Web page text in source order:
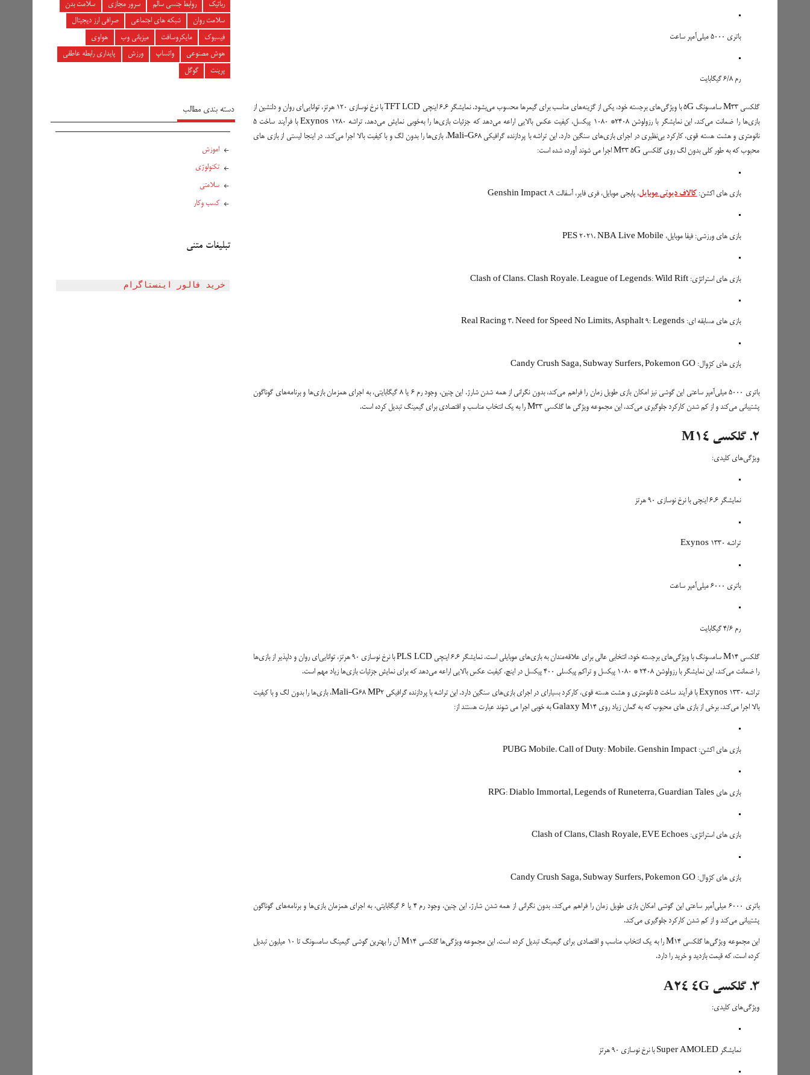
باتری 5000 میلی‌آمپر ساعت
رم 6/8 گیگابایت
گلکسی M33 سامسونگ 5G با ویژگی‌های برجسته خود، یکی از گزینه‌های مناسب برای گیمرها محسوب می‌بشود. نمایشگر 6.6 اینچی TFT LCD با نرخ نوسازی 120 هرتز، توانایی‌ای روان و دلنشین از
بازی‌ها را ضمانت می‌کند. این نمایشگر با رزولوشن 2408* 1080 پیکسل، کیفیت عکس بالایی اراعه می‌دهد که جزئیات بازی‌ها را به‌خوبی نمایش می‌دهد. تراشه Exynos 1280 با فرآیند ساخت 5
نانومتری و هشت هسته قوی، کارکرد بی‌نظیری در اجرای بازی‌های سنگین دارد. این تراشه با پردازنده گرافیکی Mali-G68، بازی‌ها را بدون لگ و با کیفیت بالا اجرا می‌کند. در اینجا لیستی از بازی های
محبوب که به طور کلی بدون لگ روی گلکسی M33 5G اجرا می شوند آورده شده است:
بازی های اکشن:کالاف دیوتی موبایل، پابجی موبایل، فری فایر، آسفالت 9، Genshin Impact
بازی های ورزشی: فیفا موبایل، PES 2021، NBA Live Mobile
بازی های استراتژی: Clash of Clans، Clash Royale، League of Legends: Wild Rift
بازی های مسابقه ای: Real Racing 3، Need for Speed No Limits, Asphalt 9: Legends
بازی های کژوال: Candy Crush Saga, Subway Surfers, Pokemon GO
باتری 5000 میلی‌آمپر ساعتی این گوشی نیز امکان بازی طویل ‌زمان را فراهم می‌کند، بدون نگرانی از همه شدن شارژ. این چنین، وجود رم 6 یا 8 گیگابایتی، به اجرای همزمان بازی‌ها و برنامه‌های گوناگون
پشتیبانی می‌کند و از کم شدن کارکرد جلوگیری می‌کند. این مجموعه ویژگی ‌ها گلکسی M33 را به یک انتخاب مناسب و اقتصادی برای گیمینگ تبدیل کرده است.
2. گلکسی M14
ویژگی‌های کلیدی:
نمایشگر 6.6 اینچی با نرخ نوسازی 90 هرتز
تراشه Exynos 1330
باتری 6000 میلی‌آمپر ساعت
رم 4/6 گیگابایت
گلکسی M14 سامسونگ با ویژگی‌های برجسته خود، انتخابی عالی برای علاقه‌مندان به بازی‌های موبایلی است. نمایشگر 6.6 اینچی PLS LCD با نرخ نوسازی 90 هرتز، توانایی‌ای روان و دلپذیر از بازی‌ها
را ضمانت می‌کند. این نمایشگر با رزولوشن 2408 * 1080 پیکسل و تراکم پیکسلی 400 پیکسل در اینچ، کیفیت عکس بالایی اراعه می‌دهد که برای نمایش جزئیات بازی‌ها زیاد مهم است.
تراشه Exynos 1330 با فرآیند ساخت 5 نانومتری و هشت هسته قوی، کارکرد بسیار‌ای در اجرای بازی‌های سنگین دارد. این تراشه با پردازنده گرافیکی Mali-G68 MP2، بازی‌ها را بدون لگ و با کیفیت
بالا اجرا می‌کند. برخی از بازی های محبوب که به گمان زیاد روی Galaxy M14 به خوبی اجرا می شوند عبارت هستند از:
بازی های اکشن: PUBG Mobile، Call of Duty: Mobile، Genshin Impact
بازی های RPG: Diablo Immortal, Legends of Runeterra, Guardian Tales
بازی های استراتژی: Clash of Clans, Clash Royale, EVE Echoes
بازی های کژوال: Candy Crush Saga, Subway Surfers, Pokemon GO
باتری 6000 میلی‌آمپر ساعتی این گوشی امکان بازی طویل ‌زمان را فراهم می‌کند، بدون نگرانی از همه شدن شارژ. این چنین، وجود رم 4 یا 6 گیگابایتی، به اجرای همزمان بازی‌ها و برنامه‌های گوناگون
پشتیبانی می‌کند و از کم شدن کارکرد جلوگیری می‌کند.
این مجموعه ویژگی‌ها گلکسی M14 را به یک انتخاب مناسب و اقتصادی برای گیمینگ تبدیل کرده است. این مجموعه ویژگی‌ها گلکسی M14 آن را بهترین گوشی گیمینگ سامسونگ تا 10 میلیون تبدیل
کرده است، که قیمت بازدید و خرید را دارد.
3. گلکسی A24 4G
ویژگی‌های کلیدی:
نمایشگر Super AMOLED با نرخ نوسازی 90 هرتز
رباتیک
روابط جنسی سالم سرور مجازی
سلامت بدن
سلامت روان
شبکه های اجتماعی
صرافی ارز دیجیتال
فیسبوک
مایکروسافت میزبانی وب
هواوی
هوش مصنوعی
واتساپ ورزش
پایداری رابطه عاطفی
پرینت
گوگل
دسته بندی مطالب
اموزش
تکنولوژی
سلامتی
کسب وکار
تبلیغات متنی
خرید فالور اینستاگرام